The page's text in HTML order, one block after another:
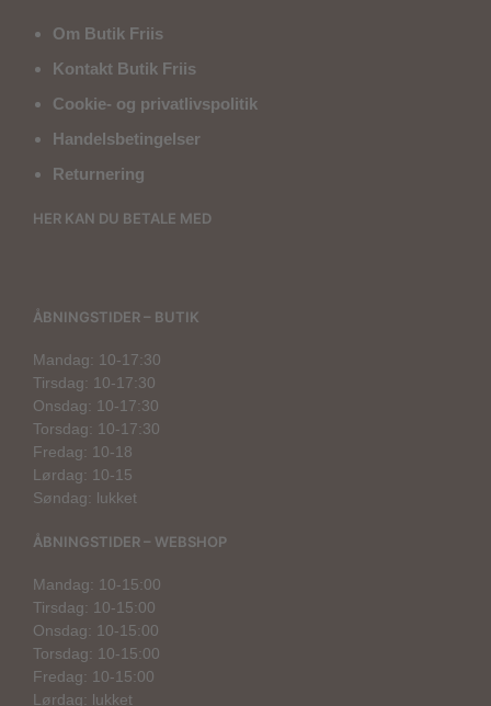
Om Butik Friis
Kontakt Butik Friis
Cookie- og privatlivspolitik
Handelsbetingelser
Returnering
HER KAN DU BETALE MED
ÅBNINGSTIDER – BUTIK
Mandag: 10-17:30
Tirsdag: 10-17:30
Onsdag: 10-17:30
Torsdag: 10-17:30
Fredag: 10-18
Lørdag: 10-15
Søndag: lukket
ÅBNINGSTIDER – WEBSHOP
Mandag: 10-15:00
Tirsdag: 10-15:00
Onsdag: 10-15:00
Torsdag: 10-15:00
Fredag: 10-15:00
Lørdag: lukket